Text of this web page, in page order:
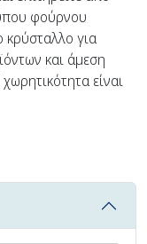
φούρνου
για
και άμεση
είναι